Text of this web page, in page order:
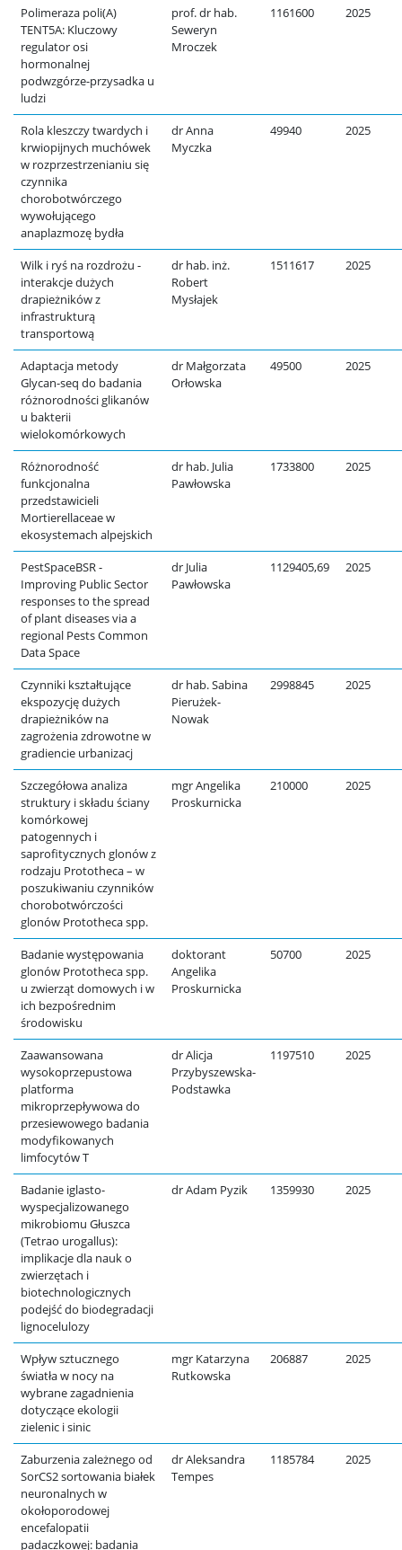
Polimeraza poli(A)
TENT5A: Kluczowy
regulator osi
hormonalnej
podwzgórze-przysadka u
ludzi
prof. dr hab.
Seweryn
Mroczek
1161600 2025
Rola kleszczy twardych i
krwiopijnych muchówek
w rozprzestrzenianiu się
czynnika
chorobotwórczego
wywołującego
anaplazmozę bydła
dr Anna
Myczka
49940 2025
Wilk i ryś na rozdrożu -
interakcje dużych
drapieżników z
infrastrukturą
transportową
dr hab. inż.
Robert
Mysłajek
1511617 2025
Adaptacja metody
Glycan-seq do badania
różnorodności glikanów
u bakterii
wielokomórkowych
dr Małgorzata
Orłowska
49500 2025
Różnorodność
funkcjonalna
przedstawicieli
Mortierellaceae w
ekosystemach alpejskich
dr hab. Julia
Pawłowska
1733800 2025
PestSpaceBSR -
Improving Public Sector
responses to the spread
of plant diseases via a
regional Pests Common
Data Space
dr Julia
Pawłowska
1129405,69 2025
Czynniki kształtujące
ekspozycję dużych
drapieżników na
zagrożenia zdrowotne w
gradiencie urbanizacj
dr hab. Sabina
Pierużek-
Nowak
2998845 2025
Szczegółowa analiza
struktury i składu ściany
komórkowej
patogennych i
saprofitycznych glonów z
rodzaju Prototheca – w
poszukiwaniu czynników
chorobotwórczości
glonów Prototheca spp.
mgr Angelika
Proskurnicka
210000 2025
Badanie występowania
glonów Prototheca spp.
u zwierząt domowych i w
ich bezpośrednim
środowisku
doktorant
Angelika
Proskurnicka
50700 2025
Zaawansowana
wysokoprzepustowa
platforma
mikroprzepływowa do
przesiewowego badania
modyfikowanych
limfocytów T
dr Alicja
Przybyszewska-
Podstawka
1197510 2025
Badanie iglasto-
wyspecjalizowanego
mikrobiomu Głuszca
(Tetrao urogallus):
implikacje dla nauk o
zwierzętach i
biotechnologicznych
podejść do biodegradacji
lignocelulozy
dr Adam Pyzik 1359930 2025
Wpływ sztucznego
światła w nocy na
wybrane zagadnienia
dotyczące ekologii
zielenic i sinic
mgr Katarzyna
Rutkowska
206887 2025
Zaburzenia zależnego od
SorCS2 sortowania białek
neuronalnych w
okołoporodowej
encefalopatii
padaczkowej: badania
dr Aleksandra
Tempes
1185784 2025